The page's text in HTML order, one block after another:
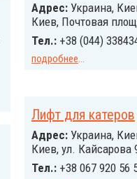
Адрес: Украина,
Киев, Почтовая
Тел.: +38 (044)
подробнее...
Лифт для катеров
Адрес: Украина,
Киев, ул. Кайсарова
Тел.: +38 067 920 56